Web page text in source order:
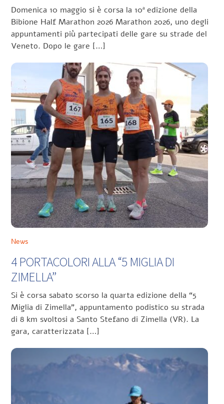
Domenica 10 maggio si è corsa la 10ª edizione della
Bibione Half Marathon 2026 Marathon 2026, uno degli
appuntamenti più partecipati delle gare su strade del
Veneto. Dopo le gare […]
News
4 PORTACOLORI ALLA “5 MIGLIA DI
ZIMELLA”
Si è corsa sabato scorso la quarta edizione della “5
Miglia di Zimella”, appuntamento podistico su strada
di 8 km svoltosi a Santo Stefano di Zimella (VR). La
gara, caratterizzata […]